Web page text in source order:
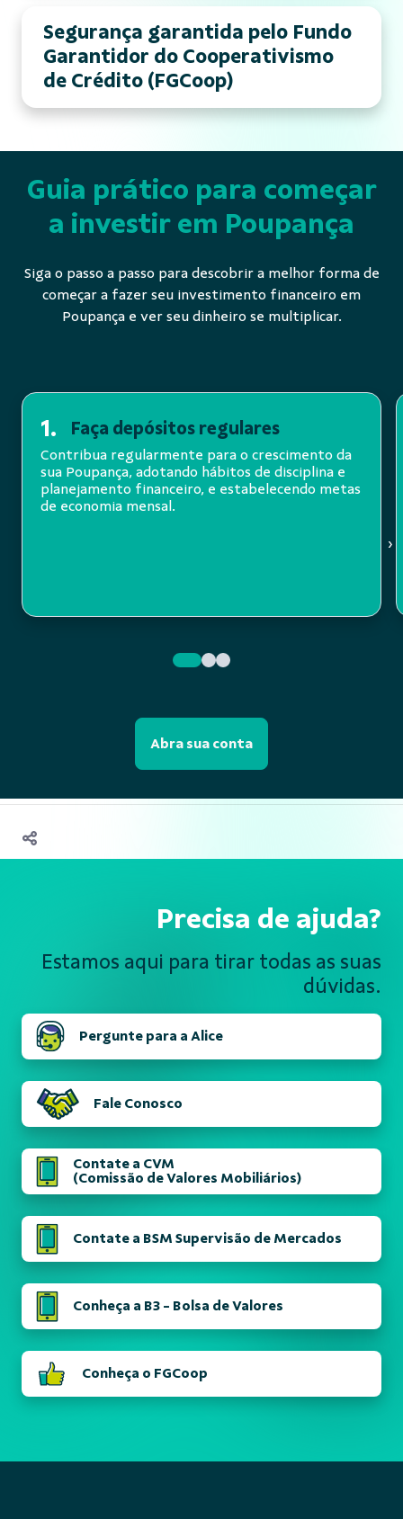
Segurança garantida pelo Fundo
Garantidor do Cooperativismo
de Crédito (FGCoop)
Guia prático para começar
a investir em Poupança
Siga o passo a passo para descobrir a melhor forma de
começar a fazer seu investimento financeiro em
Poupança e ver seu dinheiro se multiplicar.
1. Faça depósitos regulares
Contribua regularmente para o crescimento da
sua Poupança, adotando hábitos de disciplina e
planejamento financeiro, e estabelecendo metas
de economia mensal.
›
Abra sua conta
Precisa de ajuda?
Estamos aqui para tirar todas as suas
dúvidas.
Pergunte para a Alice
Fale Conosco
Contate a CVM
(Comissão de Valores Mobiliários)
Contate a BSM Supervisão de Mercados
Conheça a B3 - Bolsa de Valores
Conheça o FGCoop